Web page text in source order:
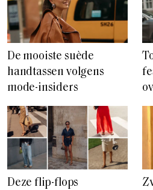
De mooiste suède
handtassen volgens
mode-insiders
Deze flip-flops